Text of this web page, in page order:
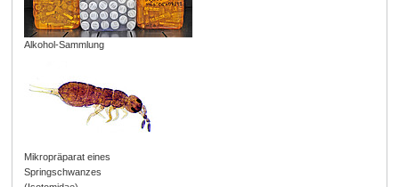
Alkohol-Sammlung
Mikropräparat eines
Springschwanzes